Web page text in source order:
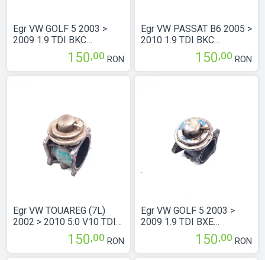
Egr VW GOLF 5 2003 >
2009 1.9 TDI BKC
Motorina 038131501AF
150,00 RON
Egr VW TOUAREG (7L)
2002 > 2010 5.0 V10 TDI
AYH Motorina150,00 RON
Egr VW PASSAT B6 2005 >
2010 1.9 TDI BKC
Motorina 038131501AN
150,00 RON
Egr VW GOLF 5 2003 >
2009 1.9 TDI BXE
Motorina 038129637D
150,00 RON